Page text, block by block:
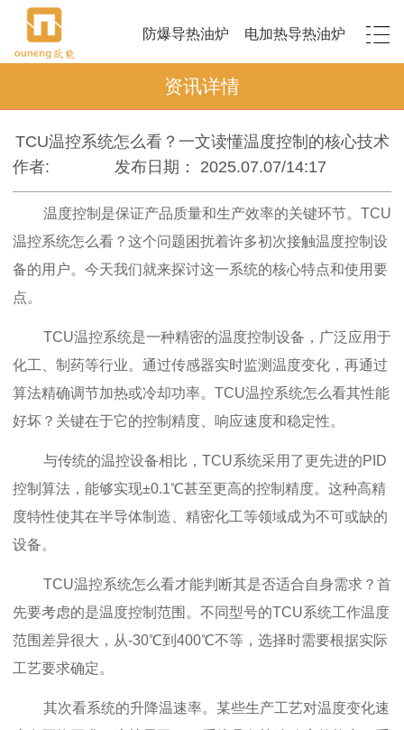
防爆导热油炉 电加热导热油炉
资讯详情
TCU温控系统怎么看？一文读懂温度控制的核心技术
作者:
发布日期： 2025.07.07/14:17
温度控制是保证产品质量和生产效率的关键环节。TCU
温控系统怎么看？这个问题困扰着许多初次接触温度控制设
备的用户。今天我们就来探讨这一系统的核心特点和使用要
点。
TCU温控系统是一种精密的温度控制设备，广泛应用于
化工、制药等行业。通过传感器实时监测温度变化，再通过
算法精确调节加热或冷却功率。TCU温控系统怎么看其性能
好坏？关键在于它的控制精度、响应速度和稳定性。
与传统的温控设备相比，TCU系统采用了更先进的PID
控制算法，能够实现±0.1℃甚至更高的控制精度。这种高精
度特性使其在半导体制造、精密化工等领域成为不可或缺的
设备。
TCU温控系统怎么看才能判断其是否适合自身需求？首
先要考虑的是温度控制范围。不同型号的TCU系统工作温度
范围差异很大，从-30℃到400℃不等，选择时需要根据实际
工艺要求确定。
其次看系统的升降温速率。某些生产工艺对温度变化速